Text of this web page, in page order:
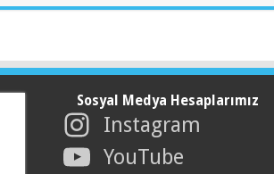
Sosyal Medya Hesaplarımız
Instagram
YouTube